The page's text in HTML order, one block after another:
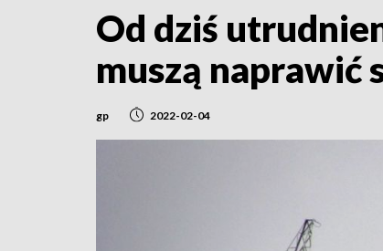
Od dziś
muszą naprawić
gp 2022-02-04